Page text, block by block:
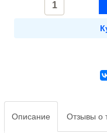
Описание Отзывы о